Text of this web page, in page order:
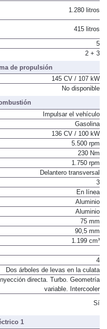
1.280 litros
415 litros
5
2 + 3
de propulsión
145 CV / 107 kW
No disponible
Impulsar el vehículo
Gasolina
136 CV / 100 kW
5.500 rpm
230 Nm
1.750 rpm
Delantero transversal
3
En línea
Aluminio
Aluminio
75 mm
90,5 mm
1.199 cm³
4
Dos árboles de levas en la culata
Inyección directa. Turbo. Geometría
variable. Intercooler
Sí
1